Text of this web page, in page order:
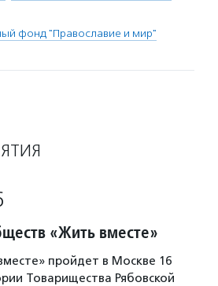
фонд "Православие и мир"
«Жить вместе»
пройдет в Москве 16
Товарищества Рябовской